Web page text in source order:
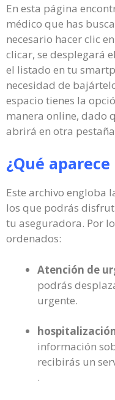
En esta página
médico que has
necesario hacer clic
clicar, se desplegará
el listado en tu
necesidad de
espacio tienes la
manera online, dado
abrirá en otra
¿Qué
Este archivo engloba
los que podrás
tu aseguradora. Por
ordenados:
Atención de
podrás
urgente.
información
recibirás un
.